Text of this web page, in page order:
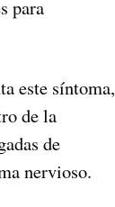
para
este síntoma,
de la
de
nervioso.